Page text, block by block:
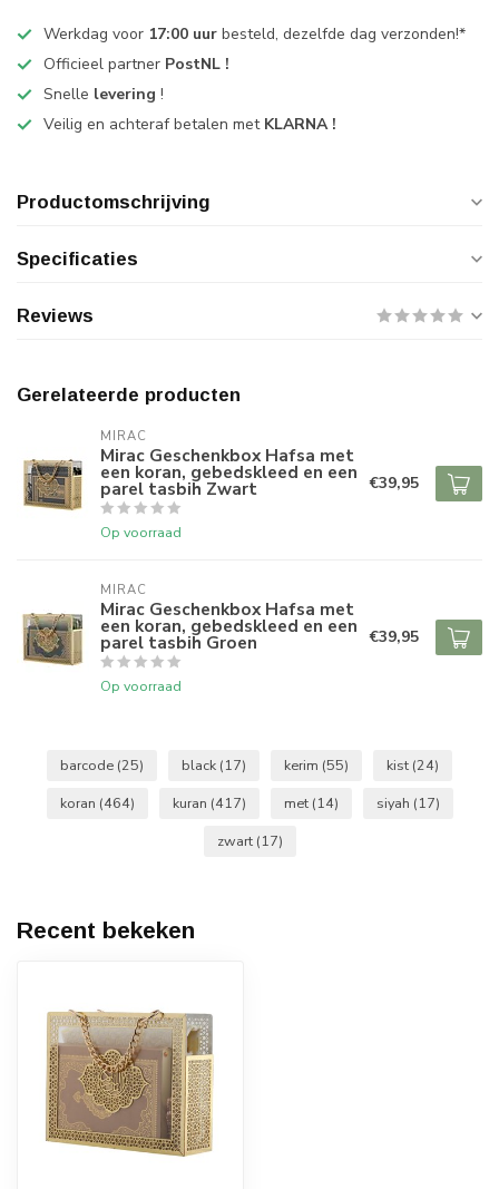
Werkdag voor 17:00 uur besteld, dezelfde dag verzonden!*
Officieel partner PostNL !
Snelle levering !
Veilig en achteraf betalen met KLARNA !
Productomschrijving
Specificaties
Reviews
Gerelateerde producten
MIRAC
Mirac Geschenkbox Hafsa met
een koran, gebedskleed en een
parel tasbih Zwart
Op voorraad
€39,95
MIRAC
Mirac Geschenkbox Hafsa met
een koran, gebedskleed en een
parel tasbih Groen
Op voorraad
€39,95
barcode (25) black (17) kerim (55) kist (24)
koran (464) kuran (417) met (14) siyah (17)
zwart (17)
Recent bekeken